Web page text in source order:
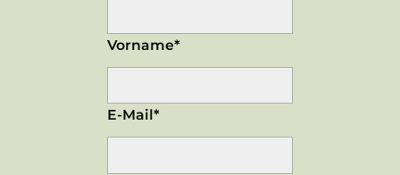
Vorname*
E-Mail*